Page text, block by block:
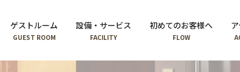
ゲストルーム
GUEST ROOM
設備・サービス
FACILITY
初めてのお客様へ
FLOW